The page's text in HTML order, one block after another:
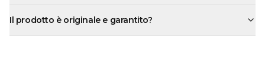
Il prodotto è originale e garantito?